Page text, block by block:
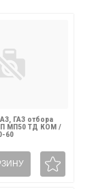
ГАЗ отбора
МП50 ТД КОМ /
60